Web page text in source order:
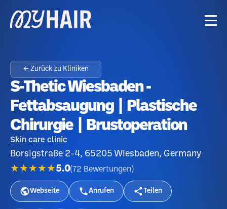
← Zurück zu Kliniken
S-Thetic Wiesbaden -
Fettabsaugung | Plastische
Chirurgie | Brustoperation
Skin care clinic
Borsigstraße 2-4, 65205 Wiesbaden, Germany
★★★★★5.0(72 Bewertungen )
Webseite Anrufen Teilen